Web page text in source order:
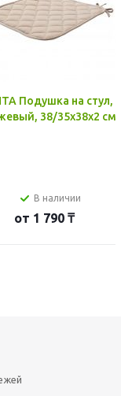
Подушка на стул,
38/35x38x2 см
В наличии
от 1 790 ₸